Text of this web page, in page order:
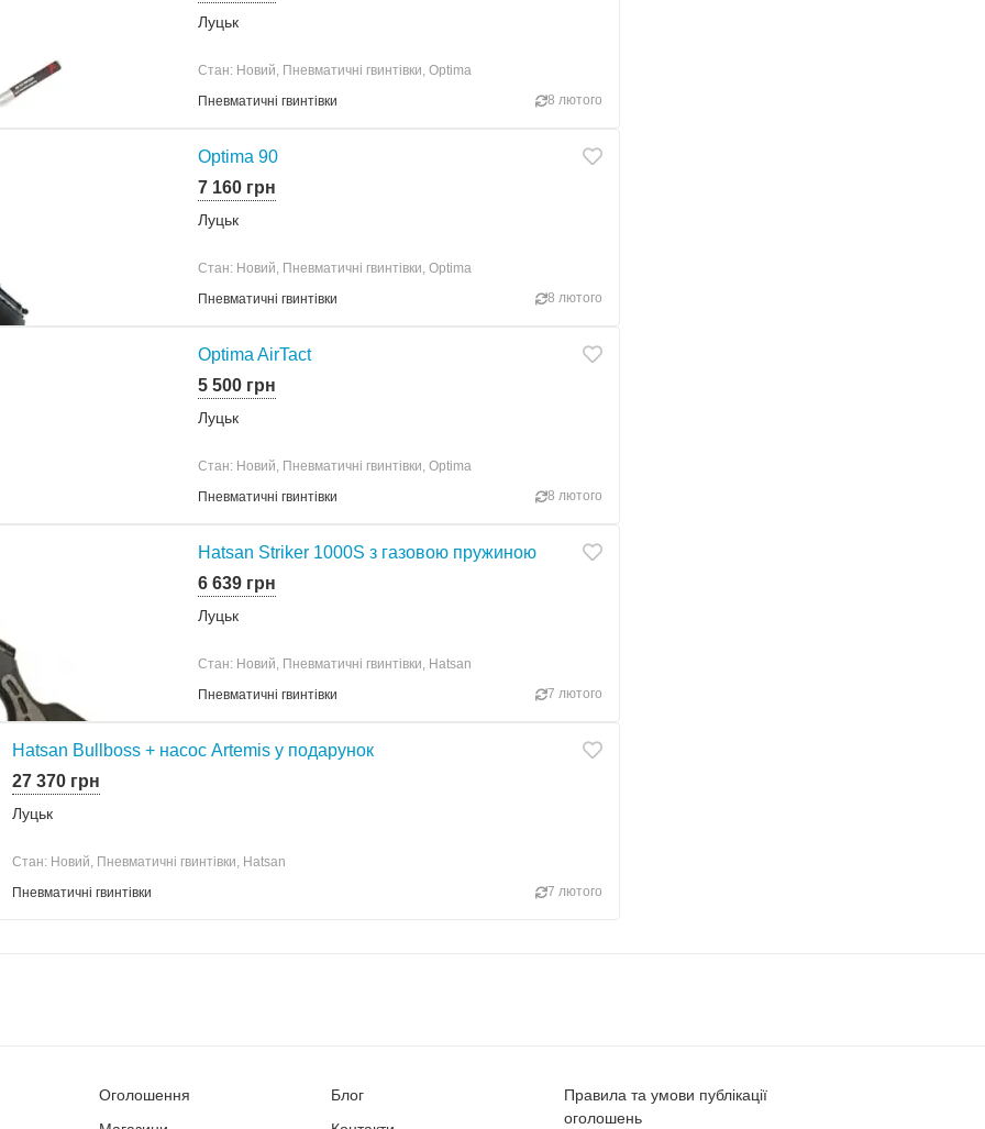
Луцьк
Стан: Новий, Пневматичні гвинтівки, Optima
Пневматичні гвинтівки
8 лютого
Optima 90
7 160 грн
Луцьк
Стан: Новий, Пневматичні гвинтівки, Optima
Пневматичні гвинтівки
8 лютого
Optima AirTact
5 500 грн
Луцьк
Стан: Новий, Пневматичні гвинтівки, Optima
Пневматичні гвинтівки
8 лютого
Hatsan Striker 1000S з газовою пружиною
6 639 грн
Луцьк
Стан: Новий, Пневматичні гвинтівки, Hatsan
Пневматичні гвинтівки
7 лютого
Hatsan Bullboss + насос Artemis у подарунок
27 370 грн
Луцьк
Стан: Новий, Пневматичні гвинтівки, Hatsan
Пневматичні гвинтівки
7 лютого
Оголошення
Блог
Правила та умови публікації
оголошень